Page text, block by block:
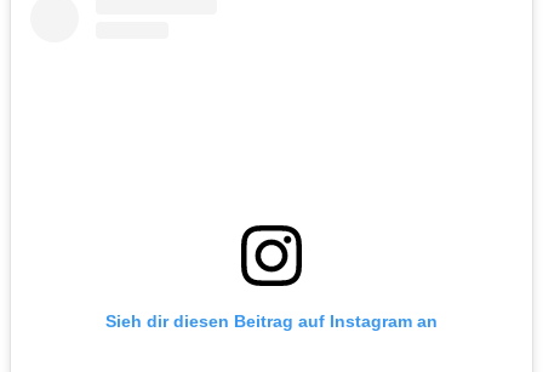
Sieh dir diesen Beitrag auf Instagram an